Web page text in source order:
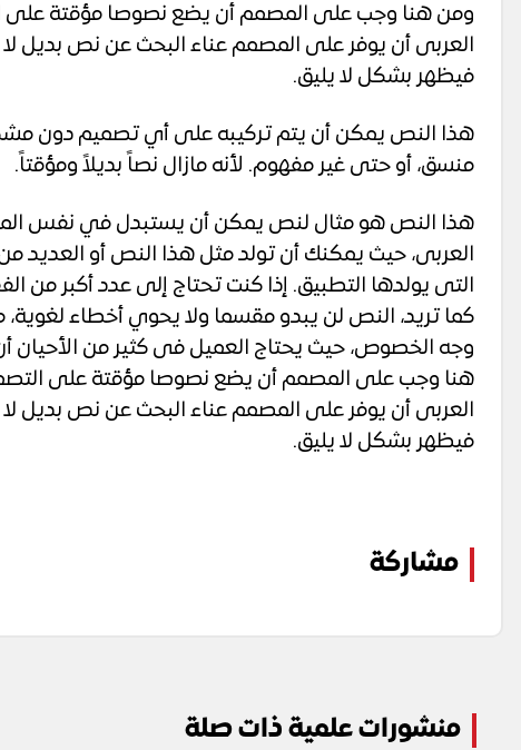
ومن هنا وجب على المصمم أن يضع نصوصا مؤقتة على
العربى أن يوفر على المصمم عناء البحث عن نص بديل
فيظهر بشكل لا يليق.
هذا النص يمكن أن يتم تركيبه على أي تصميم دون
منسق، أو حتى غير مفهوم. لأنه مازال نصاً بديلاً ومؤقتاً.
هذا النص هو مثال لنص يمكن أن يستبدل في نفس
العربى، حيث يمكنك أن تولد مثل هذا النص أو العديد
التى يولدها التطبيق. إذا كنت تحتاج إلى عدد أكبر من
كما تريد، النص لن يبدو مقسما ولا يحوي أخطاء
وجه الخصوص، حيث يحتاج العميل فى كثير من
هنا وجب على المصمم أن يضع نصوصا مؤقتة على
العربى أن يوفر على المصمم عناء البحث عن نص بديل
فيظهر بشكل لا يليق.
مشاركة
منشورات علمية ذات صلة